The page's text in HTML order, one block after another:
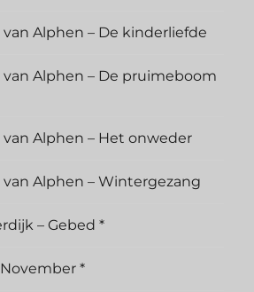
Alphen – De kinderliefde
Alphen – De pruimeboom
Alphen – Het onweder
Alphen – Wintergezang
– Gebed *
*